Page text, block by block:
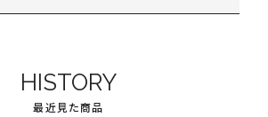
HISTORY
最近見た商品